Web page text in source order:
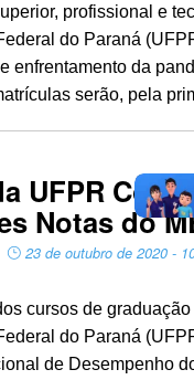
profissional e
do Paraná
enfrentamento da
serão, pela
UFPR
Notas do
23 de
cursos de graduação
do Paraná
de Desempenho